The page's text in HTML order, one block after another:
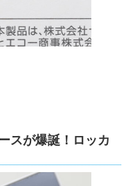
スが爆誕！ロッカ